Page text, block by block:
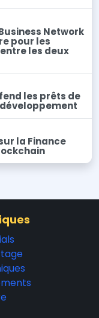
Network
pour les
les deux
les prêts de
la Finance